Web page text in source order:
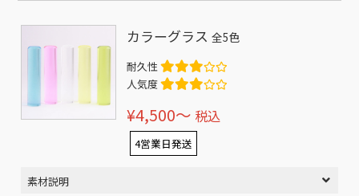
カラーグラス全5色
耐久性
人気度
¥4,500〜 税込
4営業日発送
素材説明